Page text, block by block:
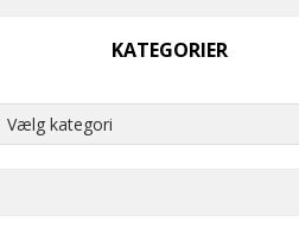
KATEGORIER
Kategorier